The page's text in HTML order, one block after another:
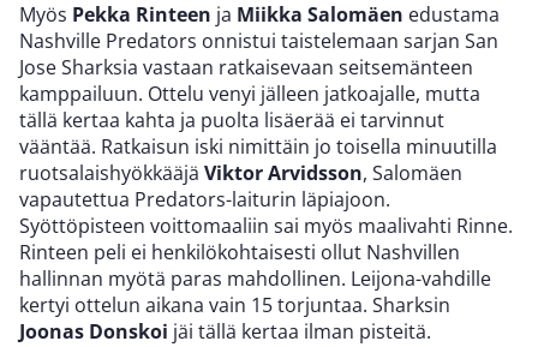
Myös Pekka Rinteen ja Miikka Salomäen edustama
Nashville Predators onnistui taistelemaan sarjan San
Jose Sharksia vastaan ratkaisevaan seitsemänteen
kamppailuun. Ottelu venyi jälleen jatkoajalle, mutta
tällä kertaa kahta ja puolta lisäerää ei tarvinnut
vääntää. Ratkaisun iski nimittäin jo toisella minuutilla
ruotsalaishyökkääjä Viktor Arvidsson, Salomäen
vapautettua Predators-laiturin läpiajoon.
Syöttöpisteen voittomaaliin sai myös maalivahti Rinne.
Rinteen peli ei henkilökohtaisesti ollut Nashvillen
hallinnan myötä paras mahdollinen. Leijona-vahdille
kertyi ottelun aikana vain 15 torjuntaa. Sharksin
Joonas Donskoi jäi tällä kertaa ilman pisteitä.